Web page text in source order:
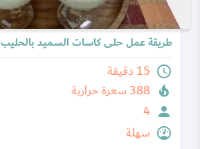
طريقة عمل حلى كاسات السميد بالحليب
15 دقيقة
388 سعرة حرارية
4
سهلة